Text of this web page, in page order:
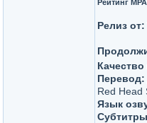
Рейтинг
Релиз от:
Перевод:
Red Head
Язык